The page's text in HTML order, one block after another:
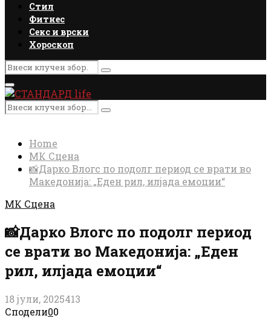
Стил
Фитнес
Секс и врски
Хороскоп
Search
for:
Search
Primary
Menu
Search
for:
Search
Home
МК Сцена
📸Дарко Влогс по подолг период се врати во
Македонија: „Еден рил, илјада емоции“
МК Сцена
📸Дарко Влогс по подолг период
се врати во Македонија: „Еден
рил, илјада емоции“
18 јули, 2025413
Сподели00